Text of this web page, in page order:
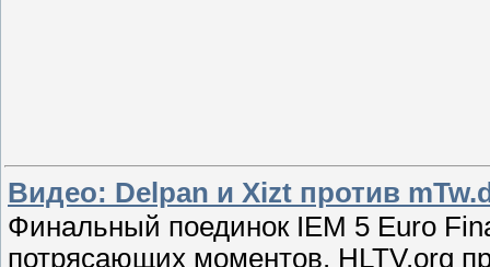
Видео: Delpan и Xizt против
Финальный поединок IEM 5 Euro
потрясающих моментов. HLTV.org